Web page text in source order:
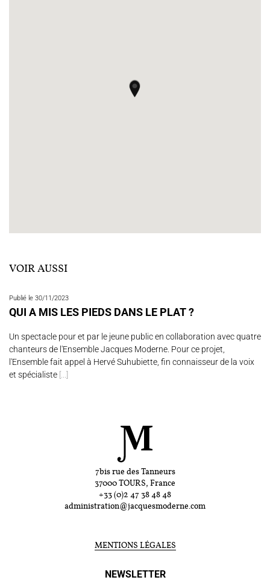
VOIR AUSSI
Publié le 30/11/2023
QUI A MIS LES PIEDS DANS LE PLAT ?
Un spectacle pour et par le jeune public en collaboration avec quatre
chanteurs de l'Ensemble Jacques Moderne. Pour ce projet,
l'Ensemble fait appel à Hervé Suhubiette, fin connaisseur de la voix
et spécialiste [...]
7bis rue des Tanneurs
37000 TOURS, France
+33 (0)2 47 38 48 48
administration@jacquesmoderne.com
MENTIONS LÉGALES
NEWSLETTER